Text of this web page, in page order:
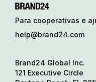
Para cooperativas e
help@brand24.com
Brand24 Global Inc.
121 Executive Circle